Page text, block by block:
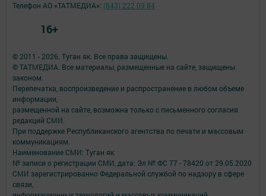
© 2011 - 2026. Туган як. Все права защищены.
© ТАТМЕДИА. Все материалы, размещенные на сайте, защищены
законом.
Перепечатка, воспроизведение и распространение в любом объеме
информации,
размещенной на сайте, возможна только с письменного согласия
редакций СМИ.
При поддержке Республиканского агентства по печати и массовым
коммуникациям.
Наименование СМИ: Туган як
№ записи о регистрации СМИ, дата: Эл № ФС 77 - 78420 от 29.05.2020
СМИ зарегистрированно Федеральной службой по надзору в сфере
связи,
Телефон АО «ТАТМЕДИА»: (843) 222 09 84
16+